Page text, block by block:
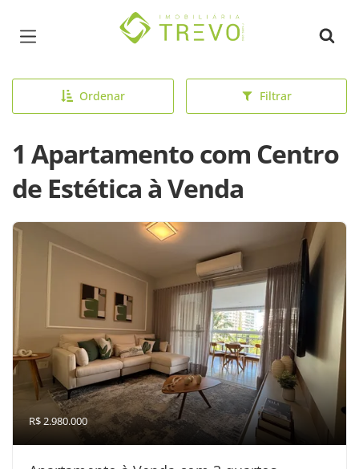
Página inicial
Ordenar Filtrar
1 Apartamento com Centro
de Estética à Venda
R$ 2.980.000